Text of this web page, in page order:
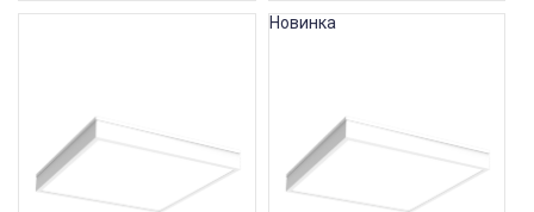
Новинка